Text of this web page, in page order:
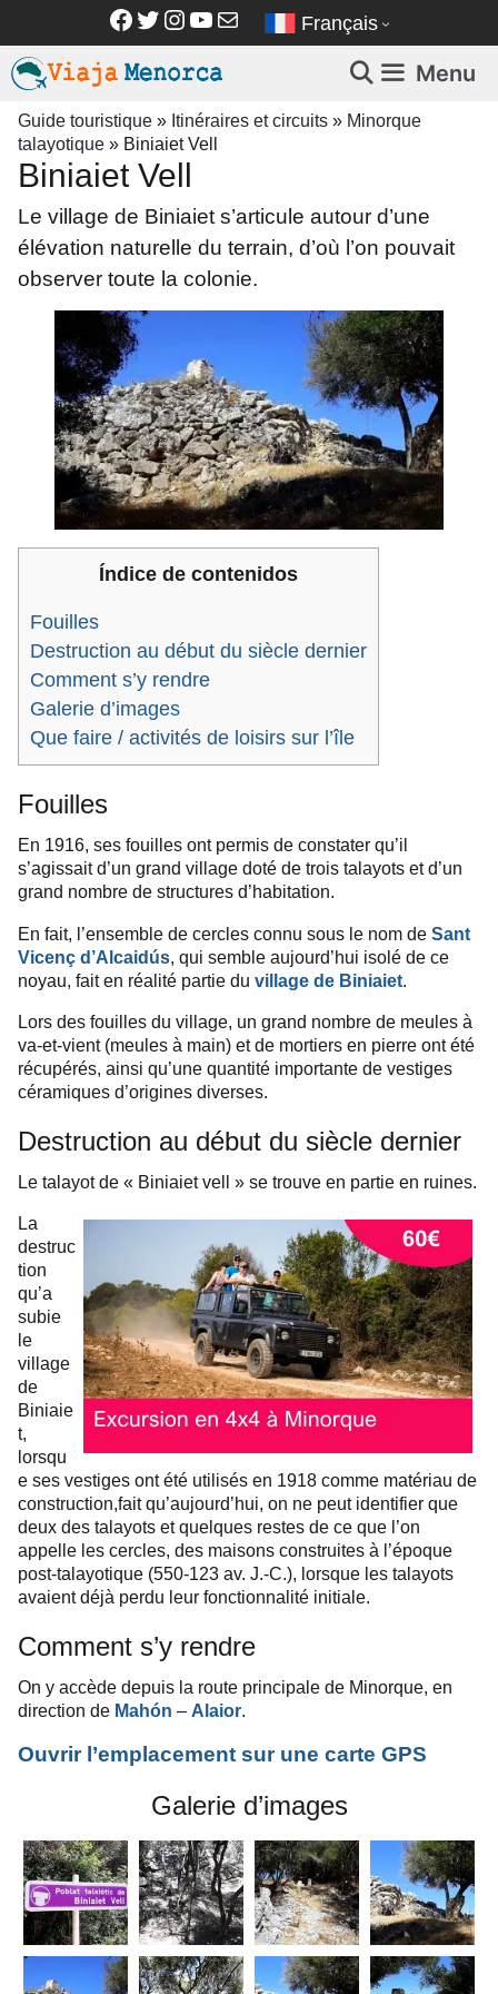
contenu
Facebook
Twitter
Instagram
YouTube
E-mail Français
Menu
Guide touristique » Itinéraires et circuits » Minorque
talayotique » Biniaiet Vell
Biniaiet Vell
Le village de Biniaiet s’articule autour d’une
élévation naturelle du terrain, d’où l’on pouvait
observer toute la colonie.
Índice de contenidos
Fouilles
Destruction au début du siècle dernier
Comment s’y rendre
Galerie d’images
Que faire / activités de loisirs sur l’île
Fouilles
En 1916, ses fouilles ont permis de constater qu’il
s’agissait d’un grand village doté de trois talayots et d’un
grand nombre de structures d’habitation.
En fait, l’ensemble de cercles connu sous le nom de Sant
Vicenç d’Alcaidús, qui semble aujourd’hui isolé de ce
noyau, fait en réalité partie du village de Biniaiet.
Lors des fouilles du village, un grand nombre de meules à
va-et-vient (meules à main) et de mortiers en pierre ont été
récupérés, ainsi qu’une quantité importante de vestiges
céramiques d’origines diverses.
Destruction au début du siècle dernier
Le talayot de « Biniaiet vell » se trouve en partie en ruines.
La
destruc
tion
qu’a
subie
le
village
de
Biniaie
t,
lorsqu
e ses vestiges ont été utilisés en 1918 comme matériau de
construction,fait qu’aujourd’hui, on ne peut identifier que
deux des talayots et quelques restes de ce que l’on
appelle les cercles, des maisons construites à l’époque
post-talayotique (550-123 av. J.-C.), lorsque les talayots
avaient déjà perdu leur fonctionnalité initiale.
Comment s’y rendre
On y accède depuis la route principale de Minorque, en
direction de Mahón – Alaior.
Ouvrir l’emplacement sur une carte GPS
Galerie d’images